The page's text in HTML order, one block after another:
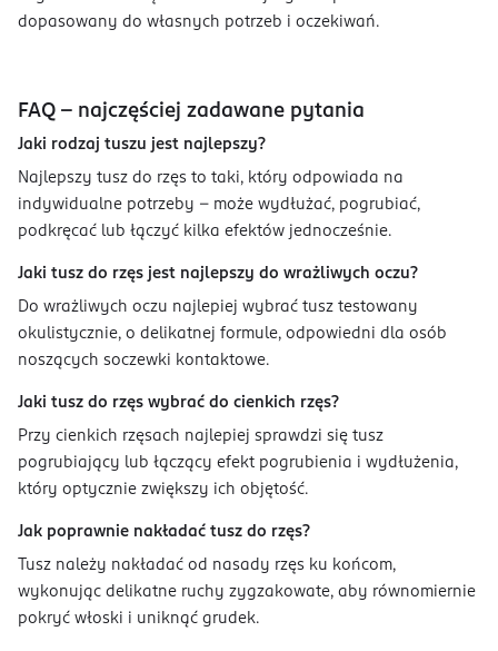
dopasowany do własnych potrzeb i oczekiwań.
FAQ – najczęściej zadawane pytania
Jaki rodzaj tuszu jest najlepszy?
Najlepszy tusz do rzęs to taki, który odpowiada na
indywidualne potrzeby – może wydłużać, pogrubiać,
podkręcać lub łączyć kilka efektów jednocześnie.
Jaki tusz do rzęs jest najlepszy do wrażliwych oczu?
Do wrażliwych oczu najlepiej wybrać tusz testowany
okulistycznie, o delikatnej formule, odpowiedni dla osób
noszących soczewki kontaktowe.
Jaki tusz do rzęs wybrać do cienkich rzęs?
Przy cienkich rzęsach najlepiej sprawdzi się tusz
pogrubiający lub łączący efekt pogrubienia i wydłużenia,
który optycznie zwiększy ich objętość.
Jak poprawnie nakładać tusz do rzęs?
Tusz należy nakładać od nasady rzęs ku końcom,
wykonując delikatne ruchy zygzakowate, aby równomiernie
pokryć włoski i uniknąć grudek.